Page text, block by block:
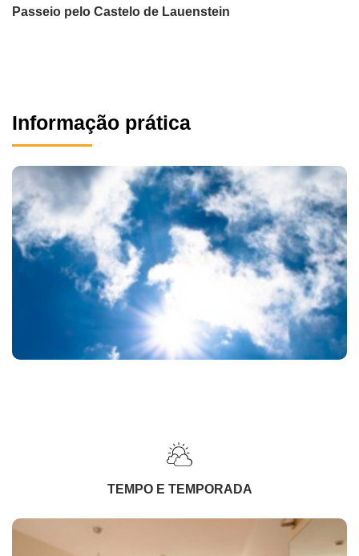
Passeio pelo Castelo de Lauenstein
Informação prática
TEMPO E TEMPORADA